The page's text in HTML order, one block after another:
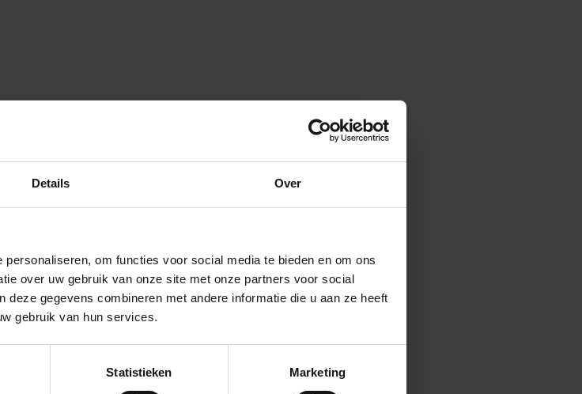
Details Over
om functies voor social media te bieden en om ons
over uw gebruik van onze site met onze partners voor social
gegevens combineren met andere informatie die u aan ze heeft
gebruik van hun services.
Statistieken Marketing